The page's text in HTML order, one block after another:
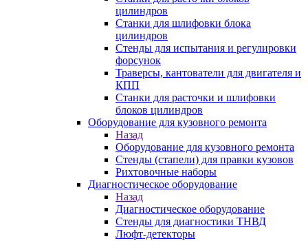
цилиндров
Станки для шлифовки блока
цилиндров
Стенды для испытания и регулировки
форсунок
Траверсы, кантователи для двигателя и
КПП
Станки для расточки и шлифовки
блоков цилиндров
Оборудование для кузовного ремонта
Назад
Оборудование для кузовного ремонта
Стенды (стапели) для правки кузовов
Рихтовочные наборы
Диагностическое оборудование
Назад
Диагностическое оборудование
Стенды для диагностики ТНВД
Люфт-детекторы